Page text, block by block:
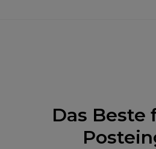
Das Beste